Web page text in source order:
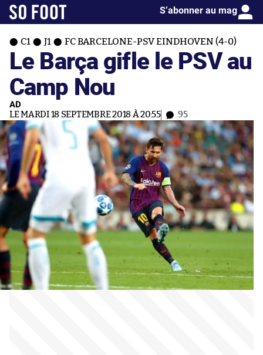
S’abonner au mag
C1 J1 FC BARCELONE-PSV EINDHOVEN (4-0)
Le Barça gifle le PSV au
Camp Nou
AD
LE MARDI 18 SEPTEMBRE 2018 À 20:55 95